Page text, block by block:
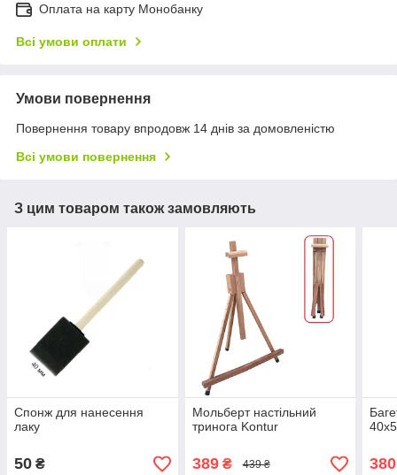
Оплата на карту Монобанку
Всі умови оплати
Умови повернення
Повернення товару впродовж 14 днів за домовленістю
Всі умови повернення
З цим товаром також замовляють
Спонж для нанесення
лаку
50 ₴
Мольберт настільний
тринога Kontur
389₴ 439 ₴ 380